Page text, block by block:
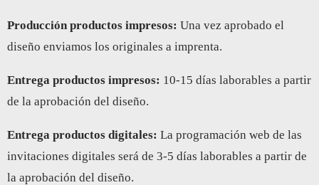
Producción productos impresos: Una vez aprobado el
diseño enviamos los originales a imprenta.
Entrega productos impresos: 10-15 días laborables a partir
de la aprobación del diseño.
Entrega productos digitales: La programación web de las
invitaciones digitales será de 3-5 días laborables a partir de
la aprobación del diseño.